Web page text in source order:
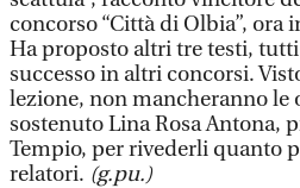
concorso “Città di Olbia”, ora
Ha proposto altri tre testi,
successo in altri concorsi.
lezione, non mancheranno le
sostenuto Lina Rosa Antona,
Tempio, per rivederli quanto
relatori. (g.pu.)